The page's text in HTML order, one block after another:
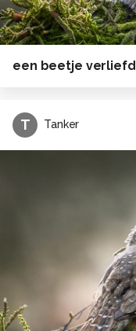
een beetje verliefd
T Tanker